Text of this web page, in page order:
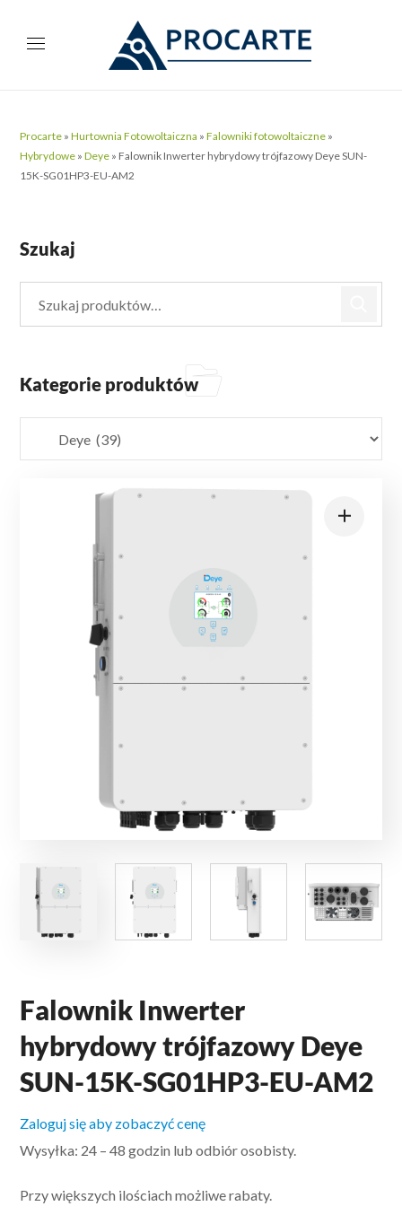
Procarte »Hurtownia Fotowoltaiczna »Falowniki fotowoltaiczne »
Hybrydowe »Deye » Falownik Inwerter hybrydowy trójfazowy Deye SUN-
15K-SG01HP3-EU-AM2
Falownik Inwerter
hybrydowy trójfazowy Deye
SUN-15K-SG01HP3-EU-AM2
Zaloguj się aby zobaczyć cenę
Wysyłka: 24 – 48 godzin lub odbiór osobisty.
Przy większych ilościach możliwe rabaty.
Szukaj
Kategorie produktów